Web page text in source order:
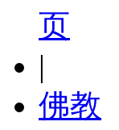
页
|
佛教